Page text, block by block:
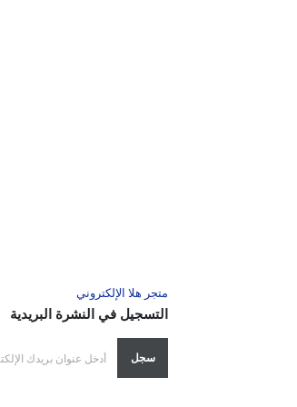
متجر هلا الإلكتروني
التسجيل في النشرة البريدية